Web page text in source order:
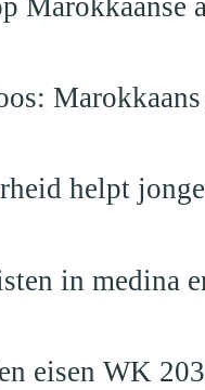
helpt
in medina
eisen WK